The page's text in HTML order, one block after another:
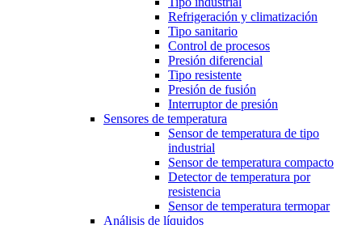
Refrigeración y climatización
Tipo sanitario
Control de procesos
Presión diferencial
Tipo resistente
Presión de fusión
Interruptor de presión
Sensores de temperatura
Sensor de temperatura de tipo
industrial
Sensor de temperatura compacto
Detector de temperatura por
resistencia
Sensor de temperatura termopar
Análisis de líquidos